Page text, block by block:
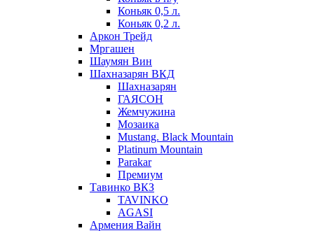
Коньяк 0,5 л.
Коньяк 0,2 л.
Аркон Трейд
Мргашен
Шаумян Вин
Шахназарян ВКД
Шахназарян
ГАЯСОН
Жемчужина
Мозаика
Mustang. Black Mountain
Platinum Mountain
Parakar
Премиум
Тавинко ВКЗ
TAVINKO
AGASI
Армения Вайн